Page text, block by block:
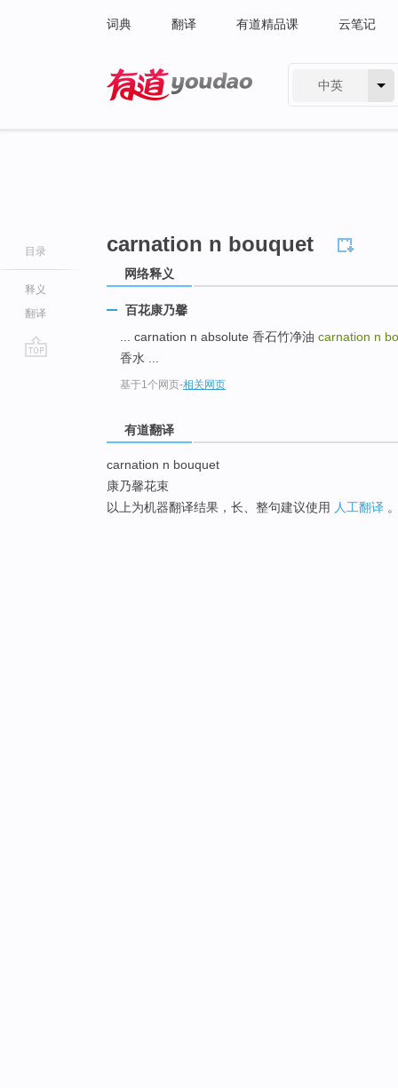
词典 翻译 有道精品课 云笔记
中英
目录
释义
翻译
carnation n bouquet
网络释义
百花康乃馨
... carnation n absolute 香石竹净油 carnation n
香水 ...
基于1个网页-相关网页
有道翻译
carnation n bouquet
康乃馨花束
以上为机器翻译结果，长、整句建议使用 人工翻译